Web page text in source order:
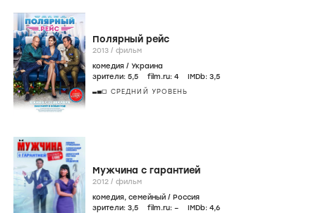
Полярный рейс
2013 / фильм
комедия / Украина
зрители: 5,5 film.ru: 4 IMDb: 3,5
СРЕДНИЙ УРОВЕНЬ
Мужчина с гарантией
2012 / фильм
комедия, семейный / Россия
зрители: 3,5 film.ru: – IMDb: 4,6